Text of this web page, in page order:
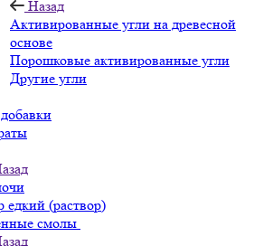
Назад
Активированные угли на древесной
основе
Порошковые активированные угли
Другие угли
едкий (раствор)
смолы